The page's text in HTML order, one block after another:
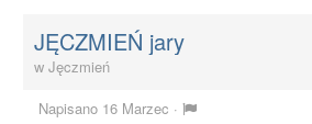
JĘCZMIEŃ jary
w Jęczmień
Napisano 16 Marzec ·